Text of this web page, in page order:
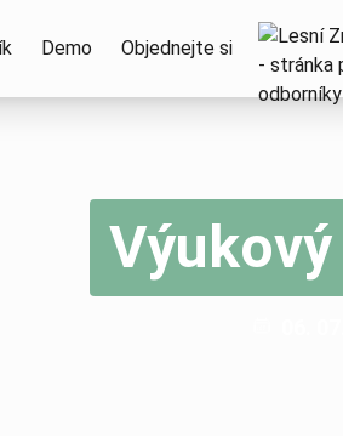
Demo Objednejte si
Domů –